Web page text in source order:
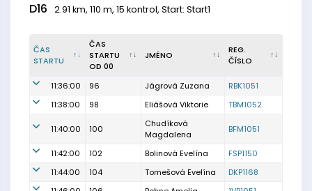
D16 2.91 km, 110 m, 15 kontrol, Start: Start1
ČAS
STARTU
ČAS
STARTU
OD 00
JMÉNO
REG.
ČÍSLO
11:36:00 96 Jágrová Zuzana
RBK1051
11:38:00
98 Eliášová Viktorie TBM1052
11:40:00 100
Chudíková
Magdalena
BFM1051
11:42:00 102 Bolinová Evelína
FSP1150
11:44:00
104 Tomešová Evelína
DKP1168